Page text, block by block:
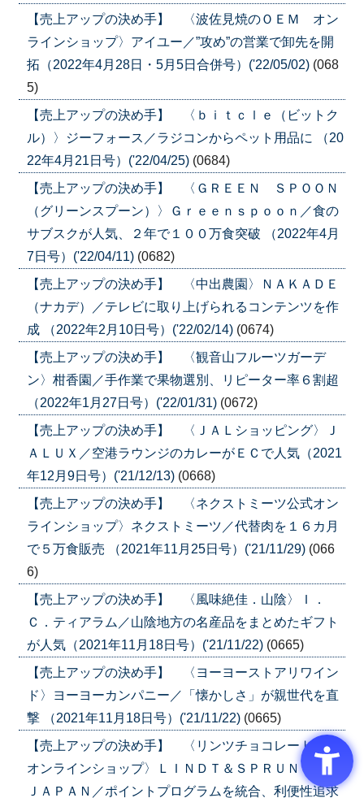
【売上アップの決め手】 〈波佐見焼のＯＥＭ オン
ラインショップ〉アイユー／”攻め”の営業で卸先を開
拓（2022年4月28日・5月5日合併号）('22/05/02) (068
5)
【売上アップの決め手】 〈ｂｉｔｃｌｅ（ビットク
ル）〉ジーフォース／ラジコンからペット用品に （20
22年4月21日号）('22/04/25) (0684)
【売上アップの決め手】 〈ＧＲＥＥＮ ＳＰＯＯＮ
（グリーンスプーン）〉Ｇｒｅｅｎｓｐｏｏｎ／食の
サブスクが人気、２年で１００万食突破 （2022年4月
7日号）('22/04/11) (0682)
【売上アップの決め手】 〈中出農園〉ＮＡＫＡＤＥ
（ナカデ）／テレビに取り上げられるコンテンツを作
成 （2022年2月10日号）('22/02/14) (0674)
【売上アップの決め手】 〈観音山フルーツガーデ
ン〉柑香園／手作業で果物選別、リピーター率６割超
（2022年1月27日号）('22/01/31) (0672)
【売上アップの決め手】 〈ＪＡＬショッピング〉Ｊ
ＡＬＵＸ／空港ラウンジのカレーがＥＣで人気（2021
年12月9日号）('21/12/13) (0668)
【売上アップの決め手】 〈ネクストミーツ公式オン
ラインショップ〉ネクストミーツ／代替肉を１６カ月
で５万食販売 （2021年11月25日号）('21/11/29) (066
6)
【売上アップの決め手】 〈風味絶佳．山陰〉Ｉ．
Ｃ．ティアラム／山陰地方の名産品をまとめたギフト
が人気（2021年11月18日号）('21/11/22) (0665)
【売上アップの決め手】 〈ヨーヨーストアリワイン
ド〉ヨーヨーカンパニー／「懐かしさ」が親世代を直
撃 （2021年11月18日号）('21/11/22) (0665)
【売上アップの決め手】 〈リンツチョコレート公式
オンラインショップ〉ＬＩＮＤＴ＆ＳＰＲＵＮＧＬＩ
ＪＡＰＡＮ／ポイントプログラムを統合、利便性追求